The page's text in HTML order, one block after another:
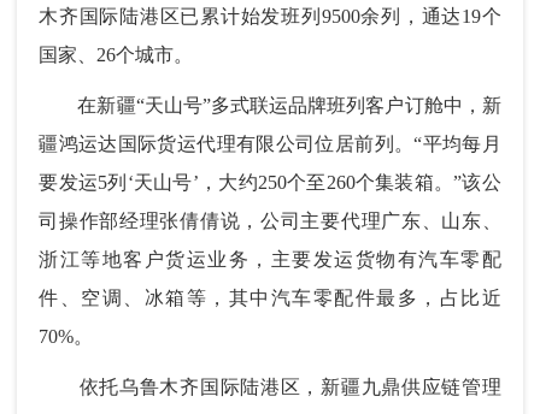
木齐国际陆港区已累计始发班列9500余列，通达19个
国家、26个城市。
在新疆“天山号”多式联运品牌班列客户订舱中，新
疆鸿运达国际货运代理有限公司位居前列。“平均每月
要发运5列‘天山号’，大约250个至260个集装箱。”该公
司操作部经理张倩倩说，公司主要代理广东、山东、
浙江等地客户货运业务，主要发运货物有汽车零配
件、空调、冰箱等，其中汽车零配件最多，占比近
70%。
依托乌鲁木齐国际陆港区，新疆九鼎供应链管理